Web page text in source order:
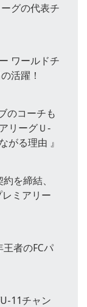
グの代表チ
ワールドチ
活躍！
のコーチも
リーグＵ‐
がる理由 』
を締結、
ミアリー
者のFCパ
11チャン